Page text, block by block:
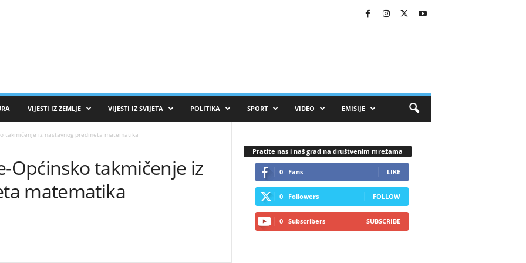
VIJESTI IZ ZEMLJE VIJESTI IZ SVIJETA POLITIKA SPORT VIDEO EMISIJE
takmičenje iz nastavnog predmeta matematika
Općinsko takmičenje iz
matematika
Pratite nas i naš grad na društvenim mrežama
0 Fans LIKE
0 Followers FOLLOW
0 Subscribers SUBSCRIBE